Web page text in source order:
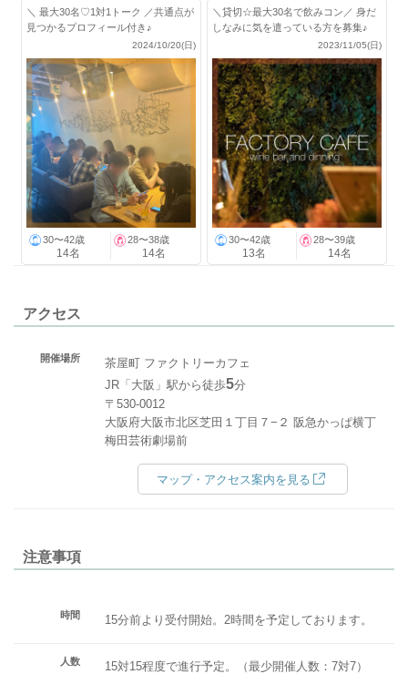
＼ 最大30名♡1対1トーク ／共通点が
見つかるプロフィール付き♪
2024/10/20(日)
30〜42歳
14名
28〜38歳
14名
＼貸切☆最大30名で飲みコン／ 身だ
しなみに気を遣っている方を募集♪
2023/11/05(日)
30〜42歳
13名
28〜39歳
14名
アクセス
開催場所
茶屋町 ファクトリーカフェ
JR「大阪」駅から徒歩5分
〒530-0012
大阪府大阪市北区芝田１丁目７−２ 阪急かっぱ横丁
梅田芸術劇場前
マップ・アクセス案内を見る
注意事項
時間 15分前より受付開始。2時間を予定しております。
人数
15対15程度で進行予定。（最少開催人数：7対7）